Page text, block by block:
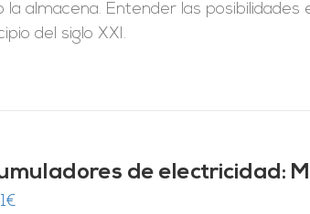
la almacena. Entender las
del siglo XXI.
de electricidad:
€